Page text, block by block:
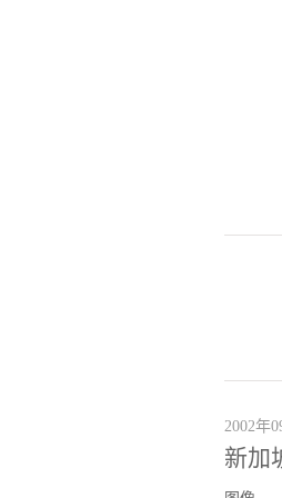
2002年
新加